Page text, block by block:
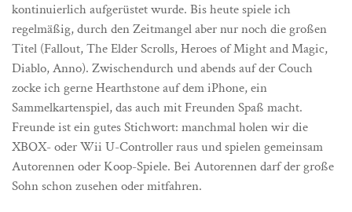
kontinuierlich aufgerüstet wurde. Bis heute spiele ich
regelmäßig, durch den Zeitmangel aber nur noch die großen
Titel (Fallout, The Elder Scrolls, Heroes of Might and Magic,
Diablo, Anno). Zwischendurch und abends auf der Couch
zocke ich gerne Hearthstone auf dem iPhone, ein
Sammelkartenspiel, das auch mit Freunden Spaß macht.
Freunde ist ein gutes Stichwort: manchmal holen wir die
XBOX- oder Wii U-Controller raus und spielen gemeinsam
Autorennen oder Koop-Spiele. Bei Autorennen darf der große
Sohn schon zusehen oder mitfahren.